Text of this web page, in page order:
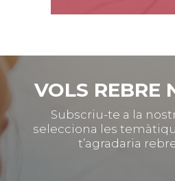
VOLS REBRE
Subscriu-te a la
selecciona les
t’agradaria